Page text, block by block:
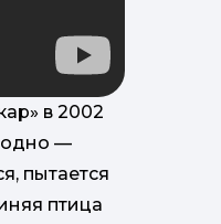
в 2002
одно —
пытается
птица